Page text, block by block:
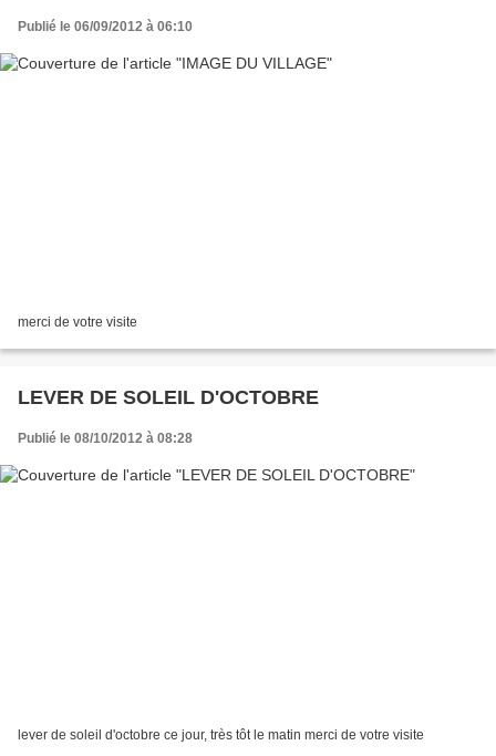
Publié le 06/09/2012 à 06:10
merci de votre visite
LEVER DE SOLEIL D'OCTOBRE
Publié le 08/10/2012 à 08:28
lever de soleil d'octobre ce jour, très tôt le matin merci de votre visite